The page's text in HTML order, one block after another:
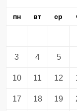
пн вт ср
3 4 5
10 11 12
17 18 19